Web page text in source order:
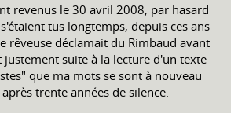
revenus le 30 avril 2008, par hasard
tus longtemps, depuis ces ans
rêveuse déclamait du Rimbaud avant
justement suite à la lecture d'un texte
que ma mots se sont à nouveau
trente années de silence.